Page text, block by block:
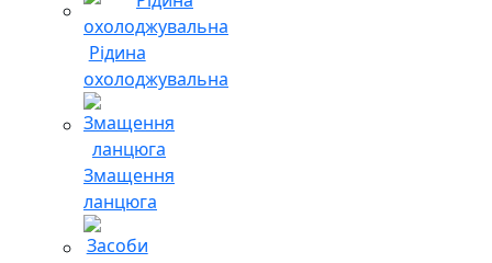
Рідина
охолоджувальна
Змащення
ланцюга